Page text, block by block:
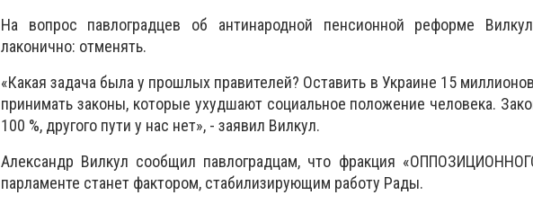
На вопрос павлоградцев об антинародной пенсионной реформе
лаконично: отменять.
«Какая задача была у прошлых правителей? Оставить в Украине 15
принимать законы, которые ухудшают социальное положение человека.
100 %, другого пути у нас нет», - заявил Вилкул.
Александр Вилкул сообщил павлоградцам, что фракция
парламенте станет фактором, стабилизирующим работу Рады.